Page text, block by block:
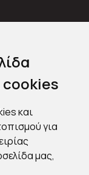
cookies
και
για
μας,